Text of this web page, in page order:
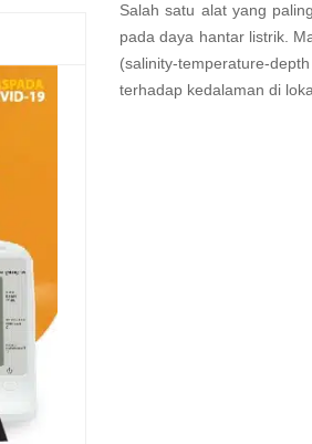
Salah satu alat yang
pada daya hantar listrik.
(salinity-temperature-
terhadap kedalaman di